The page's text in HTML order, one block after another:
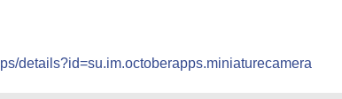
details?id=su.im.octoberapps.miniaturecamera